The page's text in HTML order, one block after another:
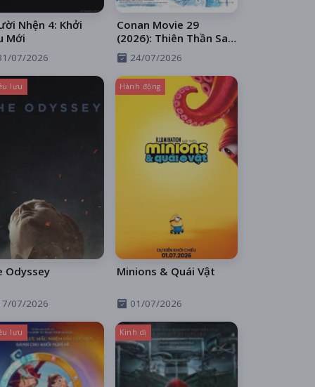
Nhện 4: Khởi
Mới
07/2026
Conan Movie 29
(2026): Thiên Thần Sa
Ngã Trên Xa Lộ
24/07/2026
lưu
Odyssey
07/2026
Hành động
Minions & Quái Vật
01/07/2026
lưu Kinh dị